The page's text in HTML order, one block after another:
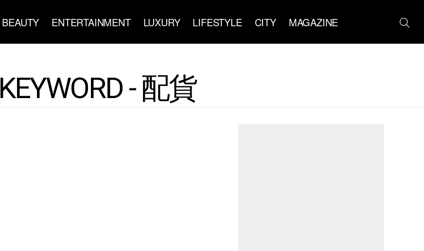
BEAUTY ENTERTAINMENT LUXURY LIFESTYLE CITY MAGAZINE
KEYWORD - 配貨